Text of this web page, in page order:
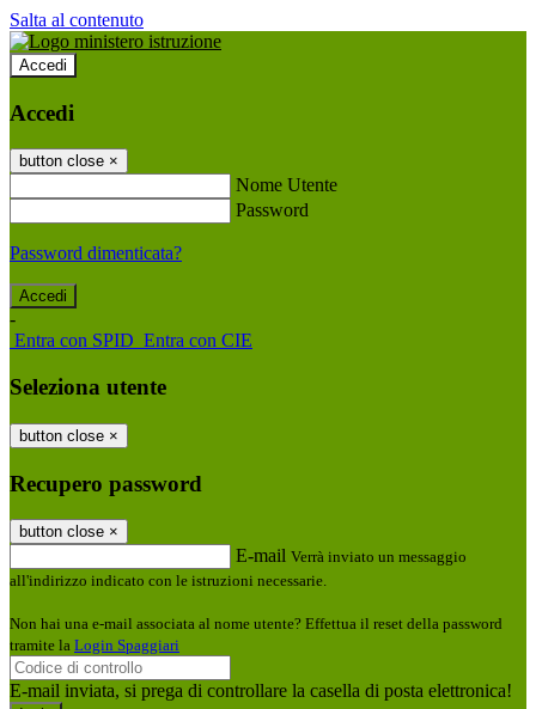
Salta al contenuto
Accedi
Accedi
button close ×
Nome Utente
Password
Password dimenticata?
-
Entra con SPID Entra con CIE
Seleziona utente
button close ×
Recupero password
button close ×
E-mail Verrà inviato un messaggio
all'indirizzo indicato con le istruzioni necessarie.
Non hai una e-mail associata al nome utente? Effettua il reset della password
tramite la Login Spaggiari
E-mail inviata, si prega di controllare la casella di posta elettronica!